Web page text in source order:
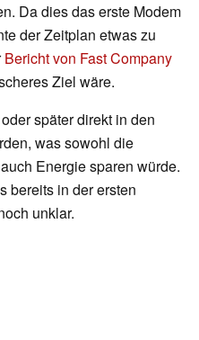
Da dies das erste Modem
der Zeitplan etwas zu
Bericht von Fast Company
Ziel wäre.
später direkt in den
was sowohl die
Energie sparen würde.
bereits in der ersten
unklar.